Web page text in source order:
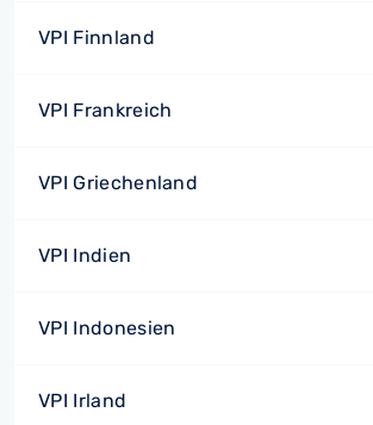
VPI Finnland
VPI Frankreich
VPI Griechenland
VPI Indien
VPI Indonesien
VPI Irland